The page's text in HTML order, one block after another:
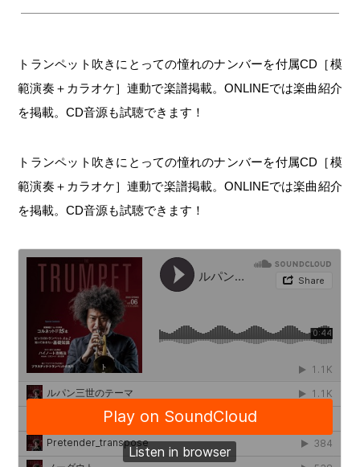
トランペット吹きにとっての憧れのナンバーを付属CD［模
範演奏＋カラオケ］連動で楽譜掲載。ONLINEでは楽曲紹介
を掲載。CD音源も試聴できます！
トランペット吹きにとっての憧れのナンバーを付属CD［模
範演奏＋カラオケ］連動で楽譜掲載。ONLINEでは楽曲紹介
を掲載。CD音源も試聴できます！